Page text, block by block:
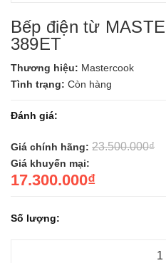
Bếp điện từ
389ET
Thương hiệu: Mastercook
Tình trạng: Còn hàng
Đánh giá:
Giá chính hãng: 23.500.000₫
Giá khuyến mại:
17.300.000₫
Số lượng: